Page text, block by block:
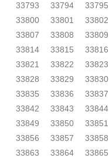
33793
33794 33795
33800
33801 33802
33807
33808 33809
33814
33815 33816
33821
33822 33823
33828
33829 33830
33835
33836 33837
33842
33843 33844
33849
33850 33851
33856
33857 33858
33863
33864 33865